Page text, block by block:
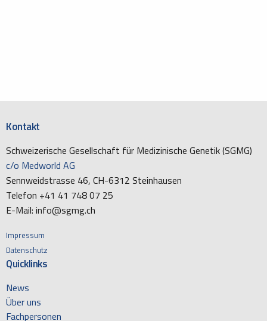
Kontakt
Schweizerische Gesellschaft für Medizinische Genetik (SGMG)
c/o Medworld AG
Sennweidstrasse 46, CH-6312 Steinhausen
Telefon +41 41 748 07 25
E-Mail: info@sgmg.ch
Impressum
Datenschutz
Quicklinks
News
Über uns
Fachpersonen